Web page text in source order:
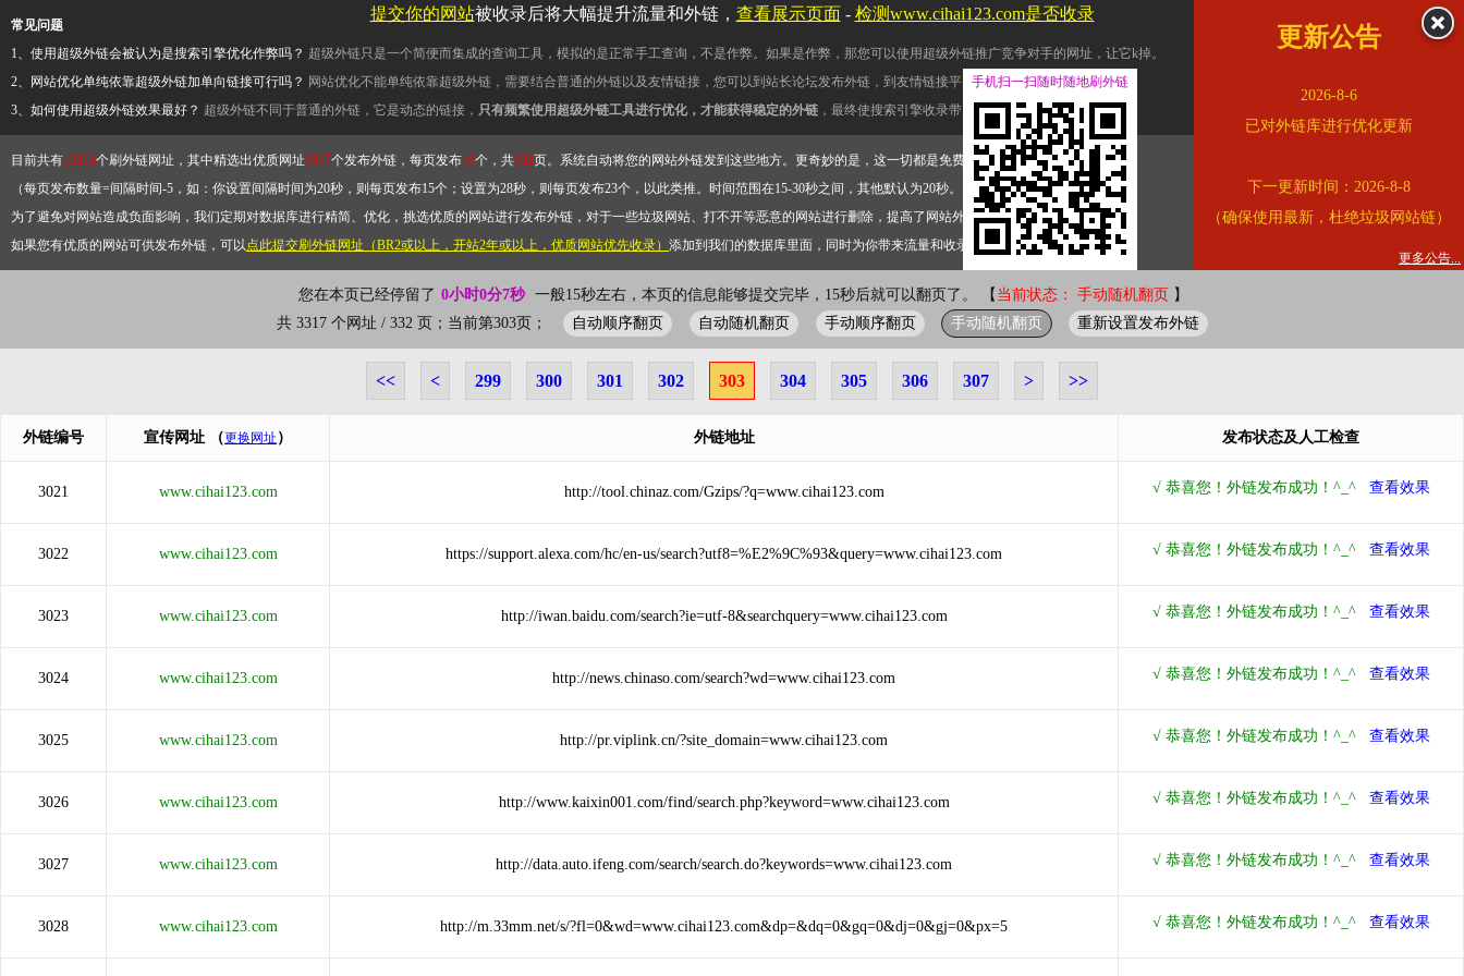
常见问题
1、使用超级外链会被认为是搜索引擎优化作弊吗？ 超级外链只是一个简便而集成的查询工具，模拟的是正常手工查询，不是作弊。如果是作弊，那您可以使用超级外链推广竞争对手的网址，让它k掉。
2、网站优化单纯依靠超级外链加单向链接可行吗？ 网站优化不能单纯依靠超级外链，需要结合普通的外链以及友情链接，您可以到站长论坛发布外链，到友情链接平台交换友情链接。
3、如何使用超级外链效果最好？ 超级外链不同于普通的外链，它是动态的链接， 只有频繁使用超级外链工具进行优化，才能获得稳定的外链 ，最终使搜索引擎收录带网址的查询页面。
目前共有13212个刷外链网址，其中精选出优质网址3317个发布外链，每页发布10个，共332页。系统自动将您的网站外链发到这些地方。更奇妙的是，这一切都是免费的。
（每页发布数量=间隔时间-5，如：你设置间隔时间为20秒，则每页发布15个；设置为28秒，则每页发布23个，以此类推。时间范围在15-30秒之间，其他默认为20秒。）
为了避免对网站造成负面影响，我们定期对数据库进行精简、优化，挑选优质的网站进行发布外链，对于一些垃圾网站、打不开等恶意的网站进行删除，提高了网站外链的质量。
如果您有优质的网站可供发布外链，可以点此提交刷外链网址（BR2或以上，开站2年或以上，优质网站优先收录） 添加到我们的数据库里面，同时为你带来流量和收录。 错误外链纠正
您在本页已经停留了 0小时0分7秒 一般15秒左右，本页的信息能够提交完毕，15秒后就可以翻页了。 【 当前状态： 手动随机翻页 】
共 3317 个网址 / 332 页；当前第303页；
自动顺序翻页 自动随机翻页 手动顺序翻页 手动随机翻页 重新设置发布外链
<< < 299 300 301 302 303 304 305 306 307 > >>
外链编号 宣传网址 （更换网址 ） 外链地址 发布状态及人工检查
3021 www.cihai123.com http://tool.chinaz.com/Gzips/?q=www.cihai123.com
3022 www.cihai123.com https://support.alexa.com/hc/en-us/search?utf8=%E2%9C%93&query=www.cihai123.com
3023 www.cihai123.com http://iwan.baidu.com/search?ie=utf-8&searchquery=www.cihai123.com
3024 www.cihai123.com http://news.chinaso.com/search?wd=www.cihai123.com
3025 www.cihai123.com http://pr.viplink.cn/?site_domain=www.cihai123.com
3026 www.cihai123.com http://www.kaixin001.com/find/search.php?keyword=www.cihai123.com
3027 www.cihai123.com http://data.auto.ifeng.com/search/search.do?keywords=www.cihai123.com
3028 www.cihai123.com http://m.33mm.net/s/?fl=0&wd=www.cihai123.com&dp=&dq=0&gq=0&dj=0&gj=0&px=5
提交你的网站被收录后将大幅提升流量和外链， 查看展示页面- 检测www.cihai123.com是否收录
更新公告
2026-8-6
已对外链库进行优化更新
下一更新时间：2026-8-8
（确保使用最新，杜绝垃圾网站链）
更多公告...
手机扫一扫随时随地刷外链